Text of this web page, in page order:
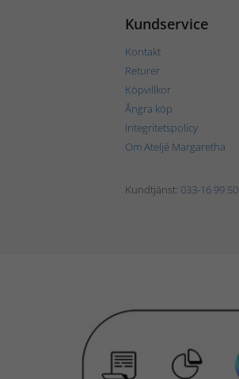
Kundservice
Kontakt
Returer
Köpvillkor
Ångra köp
Integritetspolicy
Om Ateljé Margaretha
Kundtjänst: 033-16 99 50